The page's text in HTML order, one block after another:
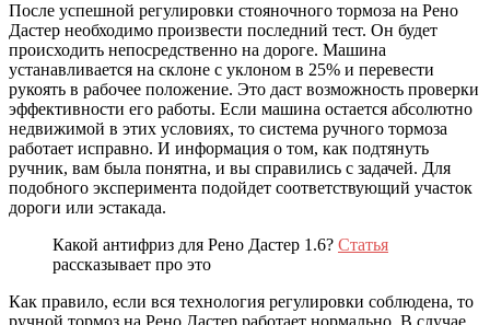
После успешной регулировки стояночного тормоза на Рено
Дастер необходимо произвести последний тест. Он будет
происходить непосредственно на дороге. Машина
устанавливается на склоне с уклоном в 25% и перевести
рукоять в рабочее положение. Это даст возможность проверки
эффективности его работы. Если машина остается абсолютно
недвижимой в этих условиях, то система ручного тормоза
работает исправно. И информация о том, как подтянуть
ручник, вам была понятна, и вы справились с задачей. Для
подобного эксперимента подойдет соответствующий участок
дороги или эстакада.
Какой антифриз для Рено Дастер 1.6? Статья
рассказывает про это
Как правило, если вся технология регулировки соблюдена, то